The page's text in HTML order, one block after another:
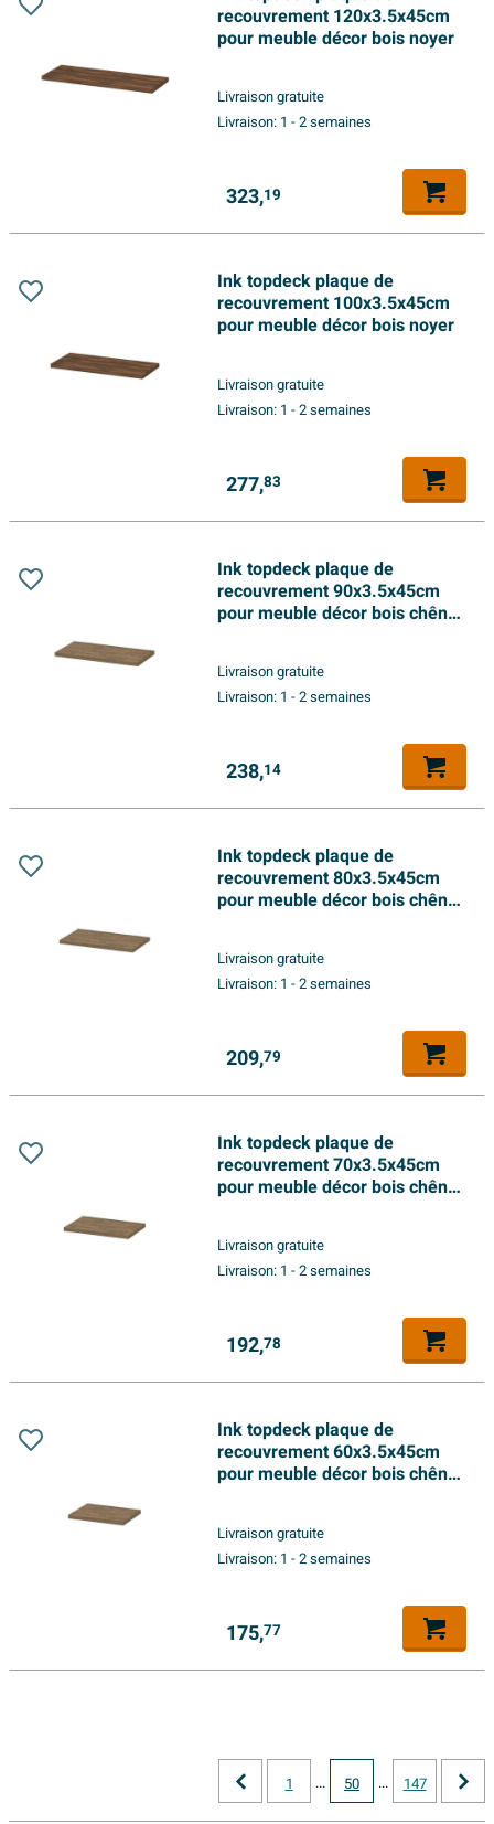
recouvrement 120x3.5x45cm
pour meuble décor bois noyer
Livraison gratuite
Livraison: 1 - 2 semaines
323,19
Ink topdeck plaque de
recouvrement 100x3.5x45cm
pour meuble décor bois noyer
Livraison gratuite
Livraison: 1 - 2 semaines
277,83
Ink topdeck plaque de
recouvrement 90x3.5x45cm
pour meuble décor bois chêne
Livraison gratuite
Livraison: 1 - 2 semaines
238,14
Ink topdeck plaque de
recouvrement 80x3.5x45cm
pour meuble décor bois chêne
Livraison gratuite
Livraison: 1 - 2 semaines
209,79
Ink topdeck plaque de
recouvrement 70x3.5x45cm
pour meuble décor bois chêne
Livraison gratuite
Livraison: 1 - 2 semaines
192,78
Ink topdeck plaque de
recouvrement 60x3.5x45cm
pour meuble décor bois chêne
Livraison gratuite
Livraison: 1 - 2 semaines
175,77
1 ... 50 ... 147